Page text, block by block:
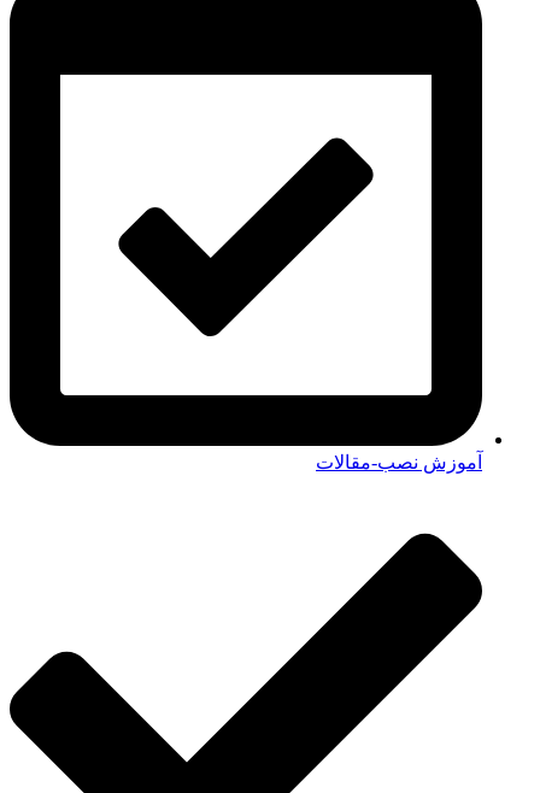
آموزش نصب-مقالات